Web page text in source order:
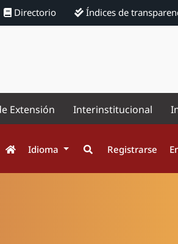
Directorio Índices de
Extensión Interinstitucional
Idioma Registrarse